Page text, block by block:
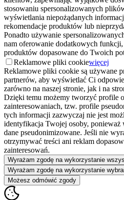
stosowaniu spersonalizowanych
wyświetlania niepożądanych
rekomendacje produktów lub
Ponadto używanie
nam oferowanie dodatkowych
produktów dopasowane do Twoich
Reklamowe pliki cookiewięcej
Reklamowe pliki cookie są używane
partnerów, aby wyświetlać Ci
zarówno na naszej stronie, jak i na
Dzięki temu możemy tworzyć profile
zainteresowaniach, tzw. profile
tych informacji zazwyczaj nie jest
identyfikacja Twojej osoby, ponieważ
dane pseudonimizowane. Jeśli nie
otrzymywać treści ani reklam
zainteresowań.
Wyrażam zgodę na wykorzystanie
Wyrażam zgodę na wykorzystanie
Możesz odmówić zgody